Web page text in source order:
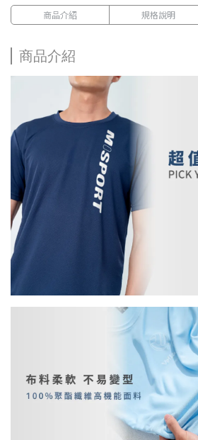
商品介紹 規格說明
商品介紹